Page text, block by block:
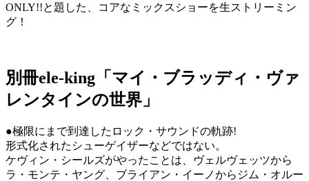
ONLY!!と題した、コアなミックスショーを生ストリーミン
グ！
別冊ele-king「マイ・ブラッディ・ヴァ
レンタインの世界」
●極限にまで到達したロック・サウンドの軌跡!
形式化されたシューゲイザーなどではない。
ケヴィン・シールズがやったことは、ヴェルヴェッツから
ラ・モンテ・ヤング、ブライアン・イーノからジム・オルー